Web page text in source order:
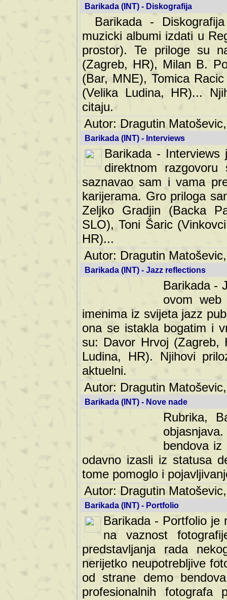
Barikada (INT) - Diskografija
Barikada -
muzicki albumi izdati u
prostor). Te priloge su
(Zagreb, HR), Milan B.
(Bar, MNE), Tomica
(Velika Ludina, HR)...
citaju.
Autor: Dragutin
Barikada (INT) - Interviews
Barikada -
direktnom
saznavao sam i vama
karijerama. Gro priloga
Zeljko Gradjin (Backa
SLO), Toni Šaric
HR)...
Autor: Dragutin
Barikada (INT) - Jazz reflections
Barikada -
ovom web
imenima iz svijeta jazz
ona se istakla bogatim i
su: Davor Hrvoj (Zagreb,
Ludina, HR). Njihovi
aktuelni.
Autor: Dragutin
Barikada (INT) - Nove nade
Rubrika,
bendova
odavno izasli iz statusa
tome pomoglo i
Autor: Dragutin
Barikada (INT) - Portfolio
Barikada - Portfolio je
na vaznost
predstavljanja rada
nerijetko neupotrebljive
od strane demo
profesionalnih fotografa